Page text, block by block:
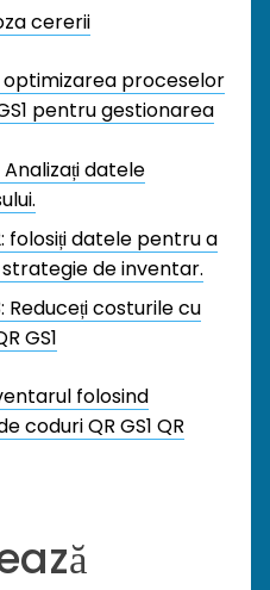
cererii
optimizarea proceselor
pentru gestionarea
Analizați datele
folosiți datele pentru a
de inventar.
Reduceți costurile cu
GS1
folosind
coduri QR GS1 QR